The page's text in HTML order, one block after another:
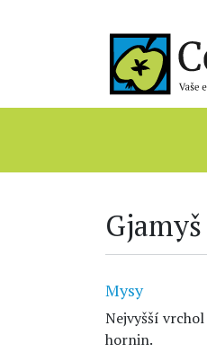
Gjamyš
Mysy
Nejvyšší vrchol
hornin.